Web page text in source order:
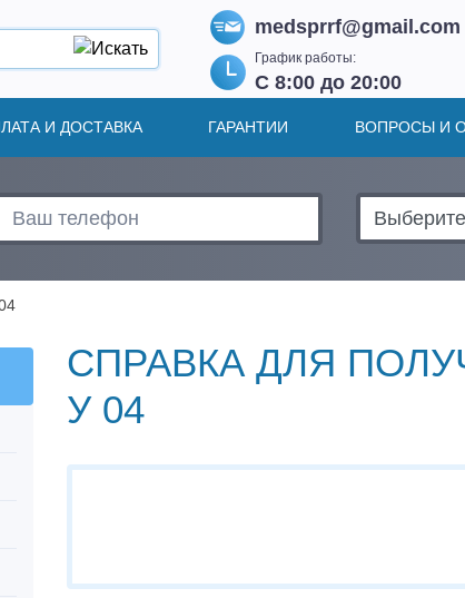
medsprrf@gmail.com
График работы:
С 8:00 до 20:00
И ДОСТАВКА ГАРАНТИИ ВОПРОСЫ И
СПРАВКА ДЛЯ
У 04